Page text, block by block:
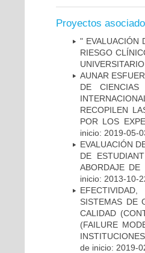
Proyectos
" EVALUACIÓN
RIESGO
AUNAR
DE
RECOPILEN
POR LOS
inicio: 2019-05-
EVALUACIÓN
DE
ABORDAJE
inicio: 2013-10-
SISTEMAS DE
CALIDAD
(FAILURE
de inicio: 2019-